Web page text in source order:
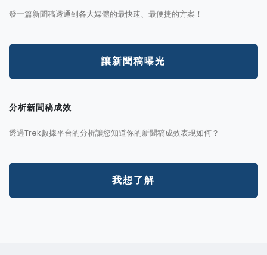
發一篇新聞稿透通到各大媒體的最快速、最便捷的方案！
讓新聞稿曝光
分析新聞稿成效
透過Trek數據平台的分析讓您知道你的新聞稿成效表現如何？
我想了解